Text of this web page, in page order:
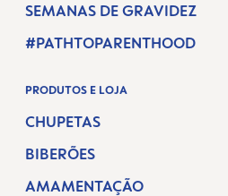
SEMANAS DE GRAVIDEZ
#PATHTOPARENTHOOD
PRODUTOS E LOJA
CHUPETAS
BIBERÕES
AMAMENTAÇÃO